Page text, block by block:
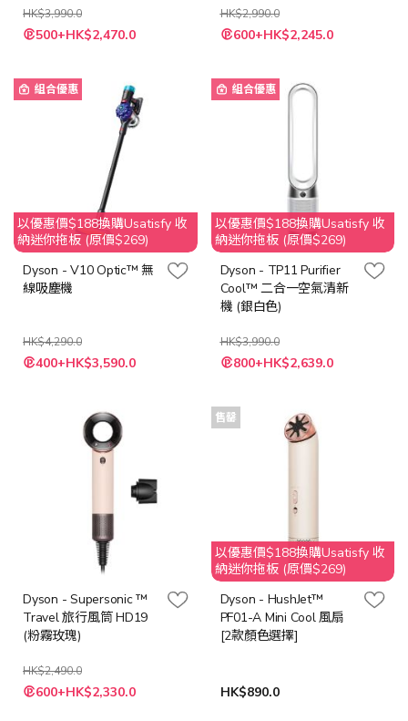
HK$3,990.0
特
殊 500+HK$2,470.0
HK$2,990.0
特
殊 600+HK$2,245.0
組合優惠
以優惠價$188換購Usatisfy 收
納迷你拖板 (原價$269)
Dyson - V10 Optic™ 無
線吸塵機
HK$4,290.0
特
殊400+HK$3,590.0
組合優惠
以優惠價$188換購Usatisfy 收
納迷你拖板 (原價$269)
Dyson - TP11 Purifier
Cool™ 二合一空氣清新
機 (銀白色)
HK$3,990.0
特
殊 800+HK$2,639.0
Dyson - Supersonic ™
Travel 旅行風筒 HD19
(粉霧玫瑰)
HK$2,490.0
特
殊 600+HK$2,330.0
售罄
以優惠價$188換購Usatisfy 收
納迷你拖板 (原價$269)
Dyson - HushJet™
PF01-A Mini Cool 風扇
[2款顏色選擇]
HK$890.0